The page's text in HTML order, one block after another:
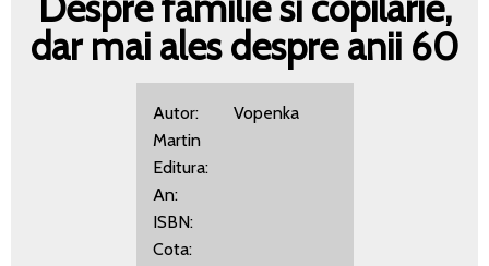
dar mai ales despre anii 60
Autor: Vopenka
Martin
Editura:
An:
ISBN:
Cota: